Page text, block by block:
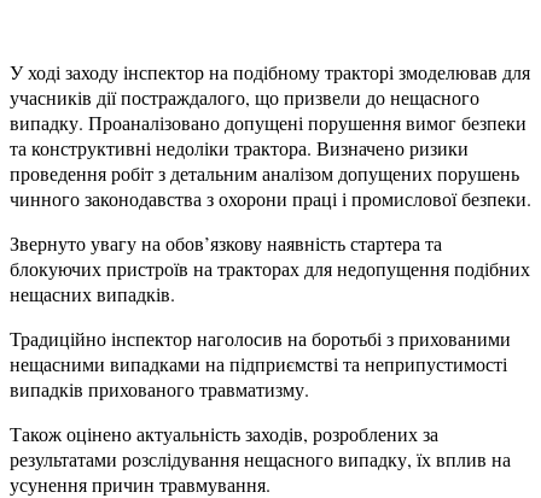
У ході заходу інспектор на подібному тракторі змоделював для
учасників дії постраждалого, що призвели до нещасного
випадку. Проаналізовано допущені порушення вимог безпеки
та конструктивні недоліки трактора. Визначено ризики
проведення робіт з детальним аналізом допущених порушень
чинного законодавства з охорони праці і промислової безпеки.
Звернуто увагу на обов’язкову наявність стартера та
блокуючих пристроїв на тракторах для недопущення подібних
нещасних випадків.
Традиційно інспектор наголосив на боротьбі з прихованими
нещасними випадками на підприємстві та неприпустимості
випадків прихованого травматизму.
Також оцінено актуальність заходів, розроблених за
результатами розслідування нещасного випадку, їх вплив на
усунення причин травмування.